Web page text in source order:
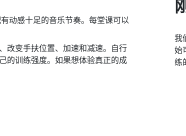
动感十足的音乐节奏。每堂课可以
改变手扶位置、加速和减速。自行
的训练强度。如果想体验真正的成
我
始
练